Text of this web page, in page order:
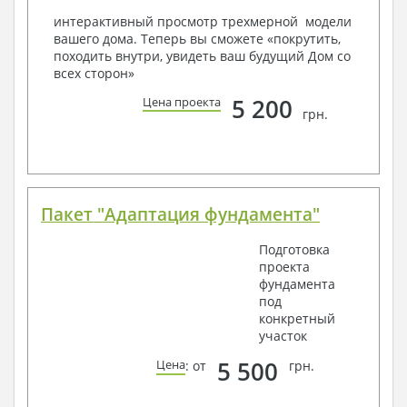
условий, за дополнительную плату.
Получить профессиональную консультацию у
наших специалистов, Вы можете любым
способом связи: закажите обратный звонок,
по viber, e-mail, телефон -
интерактивный просмотр трехмерной модели
вашего дома. Теперь вы сможете «покрутить,
походить внутри, увидеть ваш будущий Дом со
всех сторон»
Цена проекта 5 200 грн.
Пакет "Адаптация фундамента"
Подготовка
проекта
фундамента
под
конкретный
участок
Цена: от 5 500 грн.